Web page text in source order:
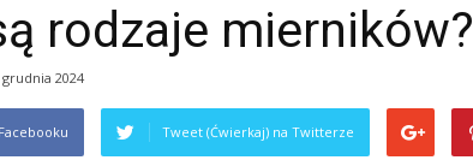
rodzaje mierników?
grudnia 2024
Tweet (Ćwierkaj) na Twitterze